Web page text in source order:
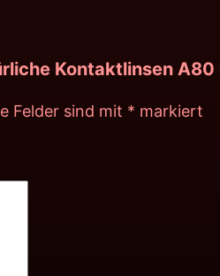
Kontaktlinsen A80
Felder sind mit * markiert